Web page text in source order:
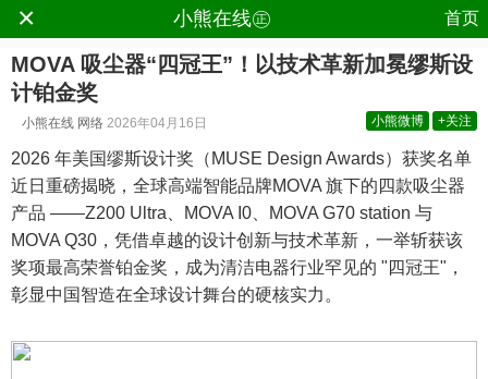
× 小熊在线㊣ 首页
MOVA 吸尘器“四冠王”！以技术革新加冕缪斯设
计铂金奖
小熊在线 网络 2026年04月16日 小熊微博 +关注
2026 年美国缪斯设计奖（MUSE Design Awards）获奖名单
近日重磅揭晓，全球高端智能品牌MOVA 旗下的四款吸尘器
产品 ——Z200 Ultra、MOVA I0、MOVA G70 station 与
MOVA Q30，凭借卓越的设计创新与技术革新，一举斩获该
奖项最高荣誉铂金奖，成为清洁电器行业罕见的 "四冠王"，
彰显中国智造在全球设计舞台的硬核实力。